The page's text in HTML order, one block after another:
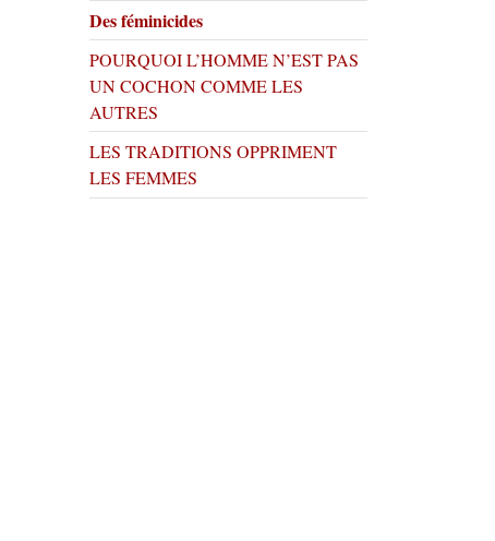
Des féminicides
POURQUOI L’HOMME N’EST PAS
UN COCHON COMME LES
AUTRES
LES TRADITIONS OPPRIMENT
LES FEMMES